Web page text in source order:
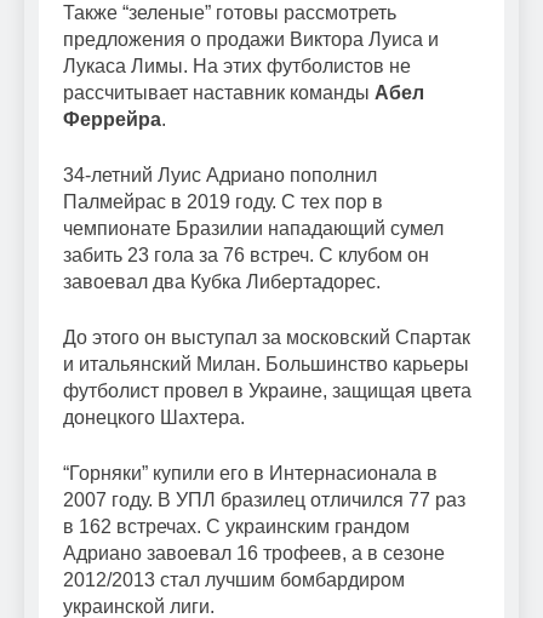
Также “зеленые” готовы рассмотреть
предложения о продажи Виктора Луиса и
Лукаса Лимы. На этих футболистов не
рассчитывает наставник команды Абел
Феррейра.
34-летний Луис Адриано пополнил
Палмейрас в 2019 году. С тех пор в
чемпионате Бразилии нападающий сумел
забить 23 гола за 76 встреч. С клубом он
завоевал два Кубка Либертадорес.
До этого он выступал за московский Спартак
и итальянский Милан. Большинство карьеры
футболист провел в Украине, защищая цвета
донецкого Шахтера.
“Горняки” купили его в Интернасионала в
2007 году. В УПЛ бразилец отличился 77 раз
в 162 встречах. С украинским грандом
Адриано завоевал 16 трофеев, а в сезоне
2012/2013 стал лучшим бомбардиром
украинской лиги.